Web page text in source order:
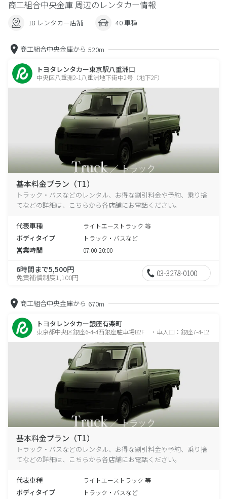
商工組合中央金庫 周辺のレンタカー情報
18 レンタカー店舗 40 車種
商工組合中央金庫から 520m
トヨタレンタカー東京駅八重洲口
中央区八重洲2-1八重洲地下街中2号（地下2F）
基本料金プラン（T1）
トラック・バスなどのレンタル、お得な割引料金や予約、乗り捨
てなどの詳細は、こちらから各店舗にお電話ください。
代表車種 ライトエーストラック 等
ボディタイプ トラック・バスなど
営業時間 07:00-20:00
6時間まで5,500円
免責補償制度1,100円 03-3278-0100
商工組合中央金庫から 670m
トヨタレンタカー銀座有楽町
東京都中央区銀座6-4-4西銀座駐車場B2F ・車入口：銀座7-4-12
基本料金プラン（T1）
トラック・バスなどのレンタル、お得な割引料金や予約、乗り捨
てなどの詳細は、こちらから各店舗にお電話ください。
代表車種 ライトエーストラック 等
ボディタイプ トラック・バスなど